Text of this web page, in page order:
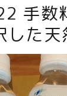
手数
た天